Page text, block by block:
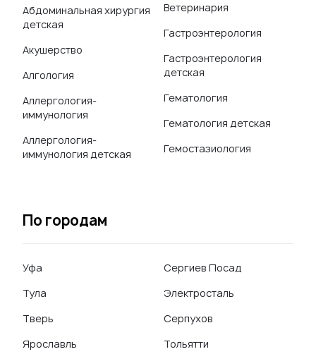
Абдоминальная хирургия
детская
Акушерство
Алгология
Аллергология-
иммунология
Аллергология-
иммунология детская
Ветеринария
Гастроэнтерология
Гастроэнтерология
детская
Гематология
Гематология детская
Гемостазиология
По городам
Уфа
Тула
Тверь
Ярославль
Сергиев Посад
Электросталь
Серпухов
Тольятти